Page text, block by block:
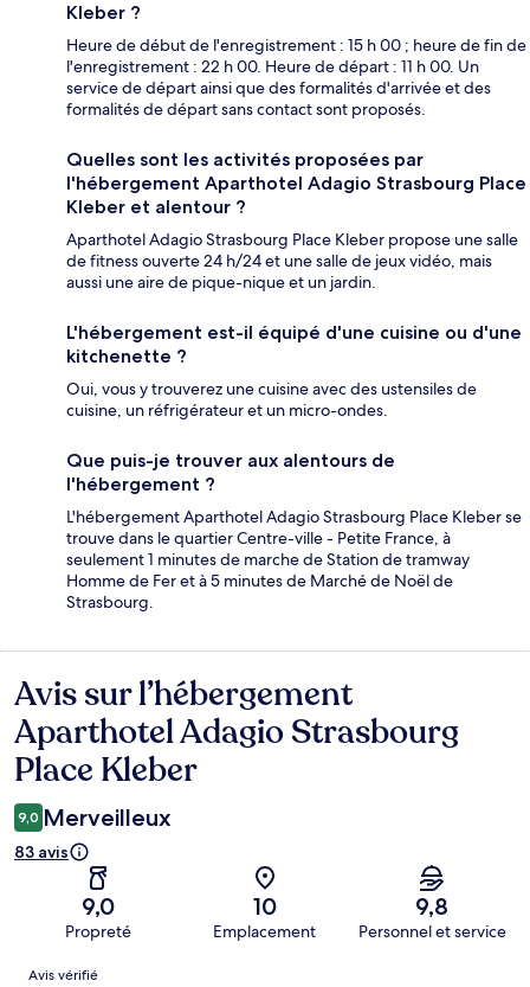
Kleber ?
Heure de début de l'enregistrement : 15 h 00 ; heure de fin de
l'enregistrement : 22 h 00. Heure de départ : 11 h 00. Un
service de départ ainsi que des formalités d'arrivée et des
formalités de départ sans contact sont proposés.
Quelles sont les activités proposées par
l'hébergement Aparthotel Adagio Strasbourg Place
Kleber et alentour ?
Aparthotel Adagio Strasbourg Place Kleber propose une salle
de fitness ouverte 24 h/24 et une salle de jeux vidéo, mais
aussi une aire de pique-nique et un jardin.
L'hébergement est-il équipé d'une cuisine ou d'une
kitchenette ?
Oui, vous y trouverez une cuisine avec des ustensiles de
cuisine, un réfrigérateur et un micro-ondes.
Que puis-je trouver aux alentours de
l'hébergement ?
L'hébergement Aparthotel Adagio Strasbourg Place Kleber se
trouve dans le quartier Centre-ville - Petite France, à
seulement 1 minutes de marche de Station de tramway
Homme de Fer et à 5 minutes de Marché de Noël de
Strasbourg.
Avis
Avis sur l’hébergement
Aparthotel Adagio Strasbourg
Place Kleber
9,0 Merveilleux
83 avis
9,0
Propreté
10
Emplacement
9,8
Personnel et service
Avis
Avis vérifié